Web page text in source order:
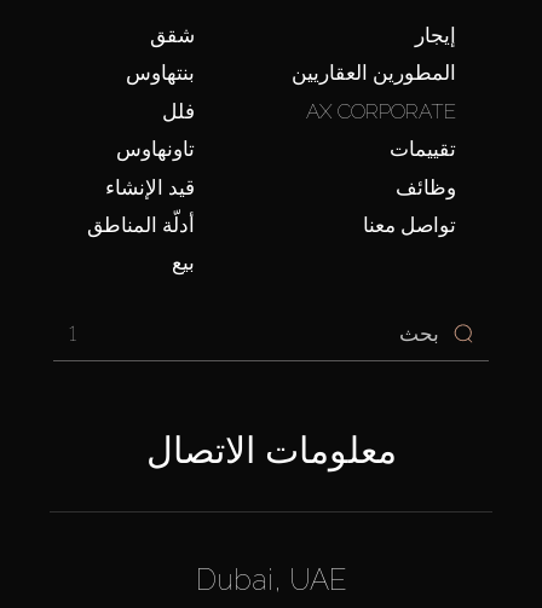
شقق
بنتهاوس
فلل
تاونهاوس
قيد الإنشاء
أدلّة المناطق
بيع
إيجار
المطورين العقاريين
AX CORPORATE
تقييمات
وظائف
تواصل معنا
1
معلومات الاتصال
Dubai, UAE